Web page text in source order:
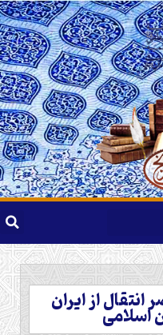
از ایراناسلامی